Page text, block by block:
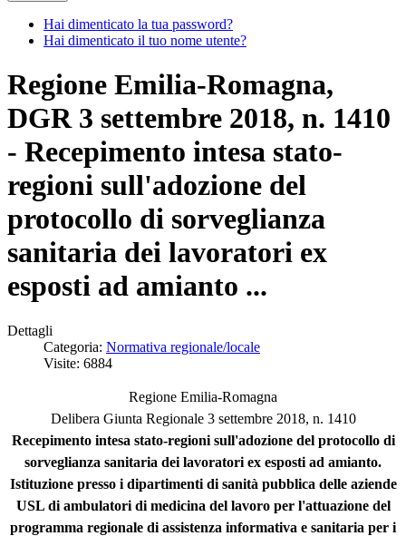
Hai dimenticato la tua password?
Hai dimenticato il tuo nome utente?
Regione Emilia-Romagna,
DGR 3 settembre 2018, n. 1410
- Recepimento intesa stato-
regioni sull'adozione del
protocollo di sorveglianza
sanitaria dei lavoratori ex
esposti ad amianto ...
Dettagli
Categoria: Normativa regionale/locale
Visite: 6884
Regione Emilia-Romagna
Delibera Giunta Regionale 3 settembre 2018, n. 1410
Recepimento intesa stato-regioni sull'adozione del protocollo di
sorveglianza sanitaria dei lavoratori ex esposti ad amianto.
Istituzione presso i dipartimenti di sanità pubblica delle aziende
USL di ambulatori di medicina del lavoro per l'attuazione del
programma regionale di assistenza informativa e sanitaria per i